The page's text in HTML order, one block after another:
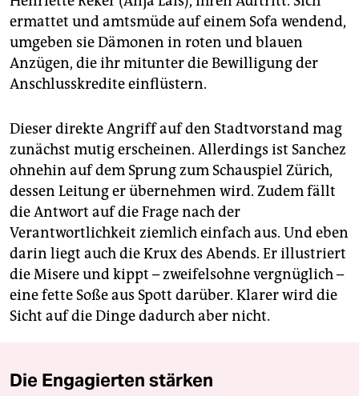
ermattet und amtsmüde auf einem Sofa wendend,
umgeben sie Dämonen in roten und blauen
Anzügen, die ihr mitunter die Bewilligung der
Anschlusskredite einflüstern.
Dieser direkte Angriff auf den Stadtvorstand mag
zunächst mutig erscheinen. Allerdings ist Sanchez
ohnehin auf dem Sprung zum Schauspiel Zürich,
dessen Leitung er übernehmen wird. Zudem fällt
die Antwort auf die Frage nach der
Verantwortlichkeit ziemlich einfach aus. Und eben
darin liegt auch die Krux des Abends. Er illustriert
die Misere und kippt – zweifelsohne vergnüglich –
eine fette Soße aus Spott darüber. Klarer wird die
Sicht auf die Dinge dadurch aber nicht.
Die Engagierten stärken